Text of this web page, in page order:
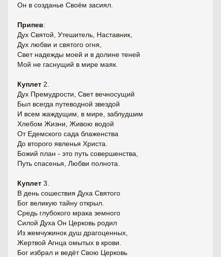
Он в созданье Своём засиял.
Припев:
Дух Святой, Утешитель, Наставник,
Дух любви и святого огня,
Свет надежды моей и в долине теней
Мой не гаснущий в мире маяк.
Куплет 2.
Дух Премудрости, Свет вечносущий
Был всегда путеводной звездой
И всем жаждущим, в мире, заблудшим
Хлебом Жизни, Живою водой
От Едемского сада блаженства
До второго явленья Христа.
Божий план - это путь совершенства,
Путь спасенья, Любви полнота.
Куплет 3.
В день сошествия Духа Святого
Бог великую тайну открыл.
Средь глубокого мрака земного
Силой Духа Он Церковь родил
Из жемчужинок душ драгоценных,
Жертвой Агнца омытых в крови.
Бог избрал и ведёт Свою Церковь